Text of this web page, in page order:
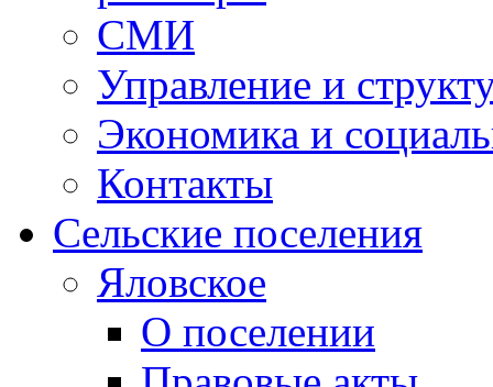
СМИ
Управление и
Экономика и
Контакты
Сельские поселения
Яловское
О поселении